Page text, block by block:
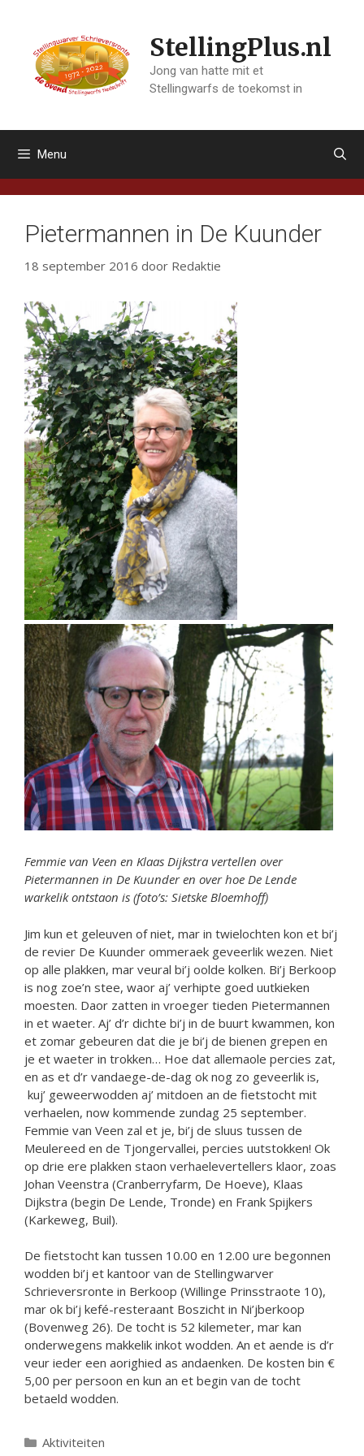
inhoud
StellingPlus.nl
Jong van hatte mit et
Stellingwarfs de toekomst in
Menu
Pietermannen in De Kuunder
18 september 2016 door Redaktie
Femmie van Veen en Klaas Dijkstra vertellen over
Pietermannen in De Kuunder en over hoe De Lende
warkelik ontstaon is (foto’s: Sietske Bloemhoff)
Jim kun et geleuven of niet, mar in twielochten kon et bi’j
de revier De Kuunder ommeraek geveerlik wezen. Niet
op alle plakken, mar veural bi’j oolde kolken. Bi’j Berkoop
is nog zoe’n stee, waor aj’ verhipte goed uutkieken
moesten. Daor zatten in vroeger tieden Pietermannen
in et waeter. Aj’ d’r dichte bi’j in de buurt kwammen, kon
et zomar gebeuren dat die je bi’j de bienen grepen en
je et waeter in trokken… Hoe dat allemaole percies zat,
en as et d’r vandaege-de-dag ok nog zo geveerlik is,
kuj’ geweerwodden aj’ mitdoen an de fietstocht mit
verhaelen, now kommende zundag 25 september.
Femmie van Veen zal et je, bi’j de sluus tussen de
Meulereed en de Tjongervallei, percies uutstokken! Ok
op drie ere plakken staon verhaelevertellers klaor, zoas
Johan Veenstra (Cranberryfarm, De Hoeve), Klaas
Dijkstra (begin De Lende, Tronde) en Frank Spijkers
(Karkeweg, Buil).
De fietstocht kan tussen 10.00 en 12.00 ure begonnen
wodden bi’j et kantoor van de Stellingwarver
Schrieversronte in Berkoop (Willinge Prinsstraote 10),
mar ok bi’j kefé-resteraant Boszicht in Ni’jberkoop
(Bovenweg 26). De tocht is 52 kilemeter, mar kan
onderwegens makkelik inkot wodden. An et aende is d’r
veur ieder een aorighied as andaenken. De kosten bin €
5,00 per persoon en kun an et begin van de tocht
betaeld wodden.
Categorieën
Aktiviteiten